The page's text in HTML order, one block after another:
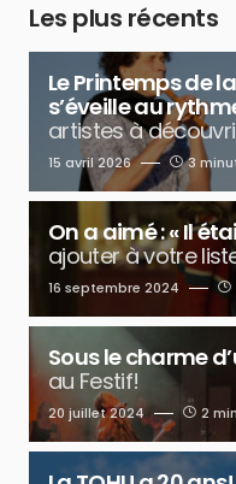
Les plus récents
Le Printemps de
s’éveille au
artistes à
15 avril 2026 3
On a aimé : « Il
ajouter à votre
16 septembre 2024
Sous le charme
au Festif!
20 juillet 2024 2